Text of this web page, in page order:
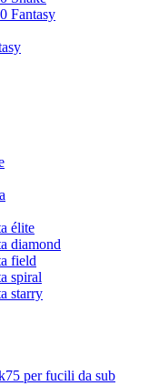
Fantasy
élite
diamond
field
spiral
starry
per fucili da sub